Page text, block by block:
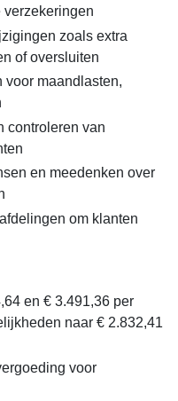
verzekeringen
zoals extra
of oversluiten
voor maandlasten,
controleren van
en meedenken over
om klanten
en € 3.491,36 per
naar € 2.832,41
voor